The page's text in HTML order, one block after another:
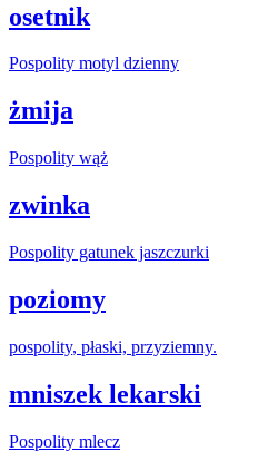
osetnik
Pospolity motyl dzienny
żmija
Pospolity wąż
zwinka
Pospolity gatunek jaszczurki
poziomy
pospolity, płaski, przyziemny.
mniszek lekarski
Pospolity mlecz